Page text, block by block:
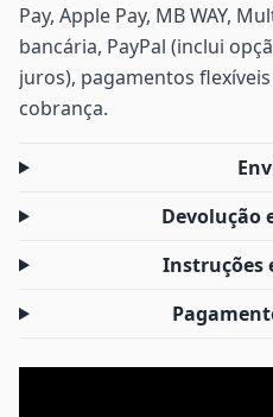
Pay, Apple Pay, MB WAY,
bancária, PayPal (inclui
juros), pagamentos
cobrança.
Devolução
Instruções